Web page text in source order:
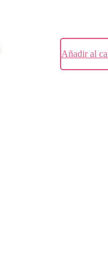
Añadir al